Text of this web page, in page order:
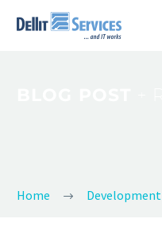
Home Development